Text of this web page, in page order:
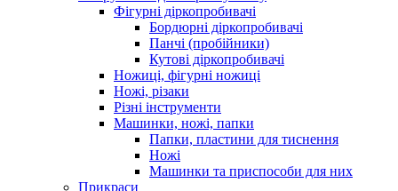
Фігурні діркопробивачі
Бордюрні діркопробивачі
Панчі (пробійники)
Кутові діркопробивачі
Ножиці, фігурні ножиці
Ножі, різаки
Різні інструменти
Машинки, ножі, папки
Папки, пластини для тиснення
Ножі
Машинки та приспособи для них
Прикраси